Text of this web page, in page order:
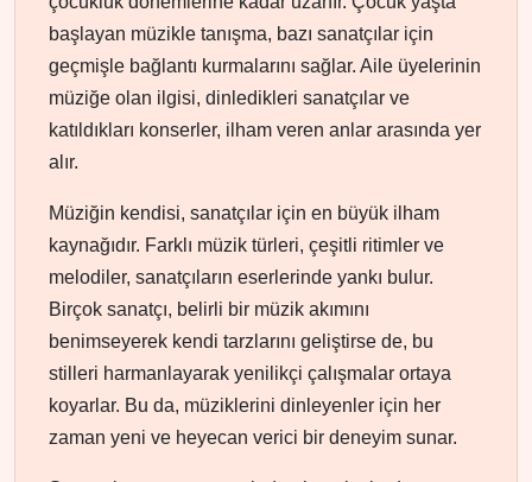
başlayan müzikle tanışma, bazı sanatçılar için
geçmişle bağlantı kurmalarını sağlar. Aile üyelerinin
müziğe olan ilgisi, dinledikleri sanatçılar ve
katıldıkları konserler, ilham veren anlar arasında yer
alır.
Müziğin kendisi, sanatçılar için en büyük ilham
kaynağıdır. Farklı müzik türleri, çeşitli ritimler ve
melodiler, sanatçıların eserlerinde yankı bulur.
Birçok sanatçı, belirli bir müzik akımını
benimseyerek kendi tarzlarını geliştirse de, bu
stilleri harmanlayarak yenilikçi çalışmalar ortaya
koyarlar. Bu da, müziklerini dinleyenler için her
zaman yeni ve heyecan verici bir deneyim sunar.